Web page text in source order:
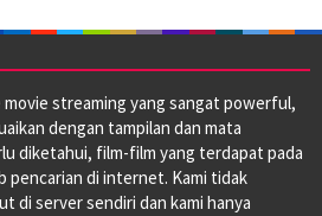
movie streaming yang sangat powerful,
dengan tampilan dan mata
diketahui, film-film yang terdapat pada
pencarian di internet. Kami tidak
di server sendiri dan kami hanya